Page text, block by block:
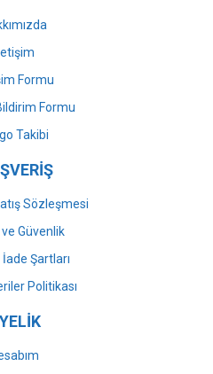
Formu
Formu
Takibi
Sözleşmesi
Güvenlik
Şartları
Politikası